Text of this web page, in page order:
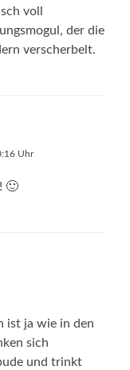
voll
der die
verscherbelt.
Uhr
🙂
ist ja wie in den
sich
und trinkt